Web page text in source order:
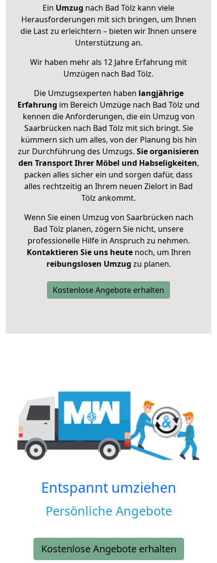
Ein Umzug nach Bad Tölz kann viele
Herausforderungen mit sich bringen, um Ihnen
die Last zu erleichtern – bieten wir Ihnen unsere
Unterstützung an.
Wir haben mehr als 12 Jahre Erfahrung mit
Umzügen nach Bad Tölz.
Die Umzugsexperten haben langjährige
Erfahrung im Bereich Umzüge nach Bad Tölz und
kennen die Anforderungen, die ein Umzug von
Saarbrücken nach Bad Tölz mit sich bringt. Sie
kümmern sich um alles, von der Planung bis hin
zur Durchführung des Umzugs. Sie organisieren
den Transport Ihrer Möbel und Habseligkeiten,
packen alles sicher ein und sorgen dafür, dass
alles rechtzeitig an Ihrem neuen Zielort in Bad
Tölz ankommt.
Wenn Sie einen Umzug von Saarbrücken nach
Bad Tölz planen, zögern Sie nicht, unsere
professionelle Hilfe in Anspruch zu nehmen.
Kontaktieren Sie uns heutenoch, um Ihren
reibungslosen Umzug zu planen.
Kostenlose Angebote erhalten
Entspannt umziehen
Persönliche Angebote
Kostenlose Angebote erhalten